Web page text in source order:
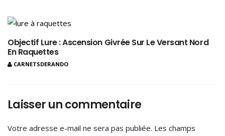
Objectif Lure : Ascension Givrée Sur Le Versant Nord
En Raquettes
CARNETSDERANDO
Laisser un commentaire
Votre adresse e-mail ne sera pas publiée. Les champs